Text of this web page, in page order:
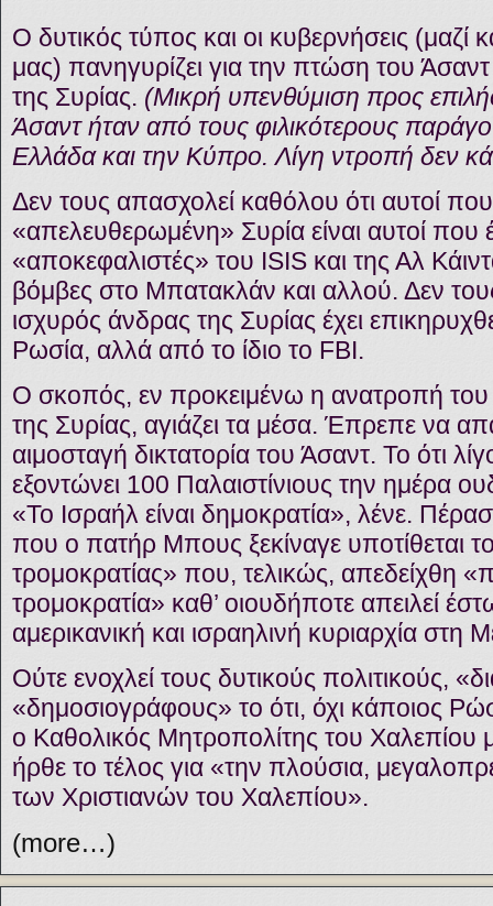
Ο δυτικός τύπος και οι κυβερνήσεις (μαζί
μας) πανηγυρίζει για την πτώση του
της Συρίας. (Μικρή υπενθύμιση προς
Άσαντ ήταν από τους φιλικότερους
Ελλάδα και την Κύπρο. Λίγη ντροπή δεν
Δεν τους απασχολεί καθόλου ότι αυτοί
«απελευθερωμένη» Συρία είναι αυτοί που
«αποκεφαλιστές» του ISIS και της Αλ
βόμβες στο Μπατακλάν και αλλού. Δεν
ισχυρός άνδρας της Συρίας έχει
Ρωσία, αλλά από το ίδιο το FBI.
Ο σκοπός, εν προκειμένω η ανατροπή του
της Συρίας, αγιάζει τα μέσα. Έπρεπε να
αιμοσταγή δικτατορία του Άσαντ. Το ότι
εξοντώνει 100 Παλαιστίνιους την ημέρα
«Το Ισραήλ είναι δημοκρατία», λένε.
που ο πατήρ Μπους ξεκίναγε υποτίθεται
τρομοκρατίας» που, τελικώς, απεδείχθη
τρομοκρατία» καθ’ οιουδήποτε απειλεί
αμερικανική και ισραηλινή κυριαρχία στη
Ούτε ενοχλεί τους δυτικούς πολιτικούς,
«δημοσιογράφους» το ότι, όχι κάποιος
ο Καθολικός Μητροπολίτης του Χαλεπίου
ήρθε το τέλος για «την πλούσια,
των Χριστιανών του Χαλεπίου».
(more…)